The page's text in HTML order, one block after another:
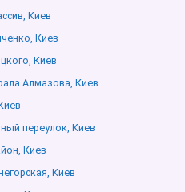
Киев
Киев
Киев
Алмазова, Киев
переулок, Киев
Киев
Киев